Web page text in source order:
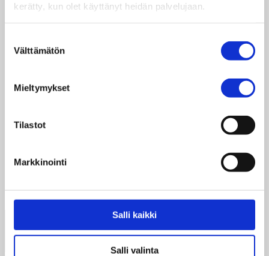
kerätty, kun olet käyttänyt heidän palvelujaan.
valinta
Välttämätön
Mieltymykset
Tilastot
Markkinointi
Salli kaikki
Salli valinta
“Aina välillä kutsun kaikki kyläni nuoret koolle ja
kerron heille, että tyttöjen koulutus on tärkeintä.
Haluan viedä yhteisööni kaiken sen, mitä olen
oppinut ihmisoikeuksista.”
”Kun onnistun vaikuttamalla, se antaa minulle
Fatu, 15, Sierra Leone